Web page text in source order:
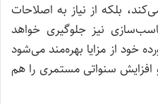
بلکه از نیاز به اصلاحات
نیز جلوگیری خواهد
خود از مزایا بهره‌مند می‌شود
گونه‌ای که می‌تواند ماده ۹۶ و افزایش سنواتی مستمری را هم